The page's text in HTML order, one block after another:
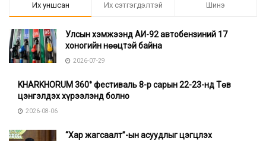
Их уншсан Их сэтгэгдэлтэй Шинэ
Улсын хэмжээнд АИ-92 автобензиний 17
хоногийн нөөцтэй байна
2026-07-29
KHARKHORUM 360° фестиваль 8-р сарын 22-23-нд Төв
цэнгэлдэх хүрээлэнд болно
2026-08-06
“Хар жагсаалт”-ын асуудлыг цэгцлэх